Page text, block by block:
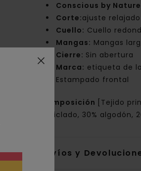
Conscious by
Corte:ajuste relajado
Cuello: Cuello
Mangas: Mangas
Cierre: Sin abertura
Marca: etiqueta de
Estampado frontal
Composición
[Tejido
reciclado, 30% algodón,
Envíos y